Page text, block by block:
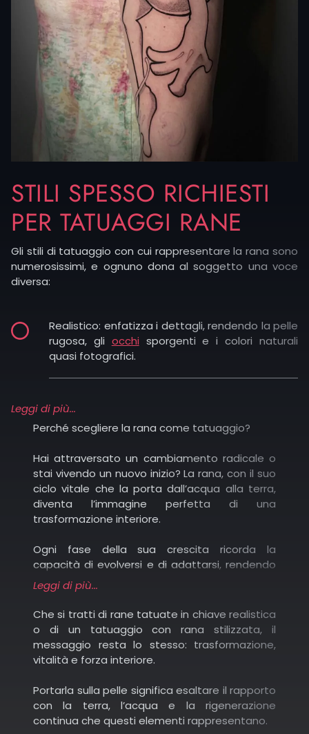
per chi vuole comunicare semplicità e profondità allo
stesso tempo, con linee essenziali ma cariche di
significato.
Non sorprende che chi decide di portarla sulla pelle lo
faccia per rappresentare la propria forza interiore, il
legame con lanaturae la capacità di trasformarsi.
STILI SPESSO RICHIESTI
PER TATUAGGI RANE
Gli stili di tatuaggio con cui rappresentare la rana sono
numerosissimi, e ognuno dona al soggetto una voce
diversa:
Realistico: enfatizza i dettagli, rendendo la pelle
rugosa, gli occhi sporgenti e i colori naturali
quasi fotografici.
decisi, creando un’immagine essenziale ma
potente.
Neo traditional: forme moderne e sfumature
ricche regalano dinamismo e intensità.
volumi, donando un’aura meditativa al
soggetto.
ideali per chi cerca un tatuaggio vivace e
d’impatto.
illustrazioni antiche, perfetto per chi ama
un’estetica dal sapore medievale.
Leggi di più...
Perché scegliere la rana come tatuaggio?
Hai attraversato un cambiamento radicale o
stai vivendo un nuovo inizio? La rana, con il suo
ciclo vitale che la porta dall’acqua alla terra,
diventa l’immagine perfetta di una
trasformazione interiore.
Ogni fase della sua crescita ricorda la
capacità di evolversi e di adattarsi, rendendo
questo tatuaggio un emblema di rinascita.
Se invece ami i viaggi o senti il bisogno di avere
accanto un simbolo di protezione, il frog
tattoo assume un valore particolare.
un portafortuna che garantisce ritorni sicuri e
nuove opportunità.
Leggi di più...
Che si tratti di rane tatuate in chiave realistica
o di un tatuaggio con rana stilizzata, il
messaggio resta lo stesso: trasformazione,
vitalità e forza interiore.
Portarla sulla pelle significa esaltare il rapporto
con la terra, l’acqua e la rigenerazione
continua che questi elementi rappresentano.